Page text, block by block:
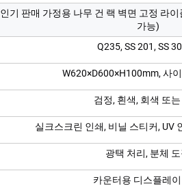
인기 판매 가정용 나무 건 랙 벽면 고정 라
가능)
Q235, SS 201, SS
W620×D600×H100mm, 사
검정, 흰색, 회색 또
실크스크린 인쇄, 비닐 스티커, UV
광택 처리, 분체
카운터용 디스플레